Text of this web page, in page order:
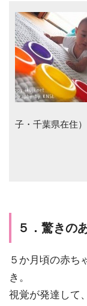
子・千葉県在住）
５．驚きの
５か月頃の赤ち
き。
視覚が発達 して